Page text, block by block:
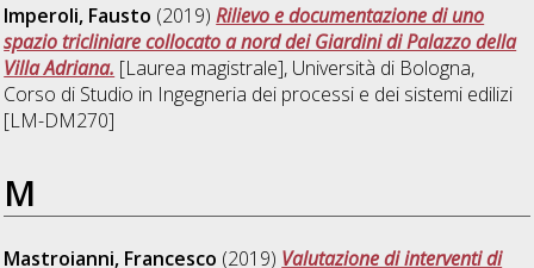
Imperoli, Fausto (2019)Rilievo e documentazione di uno
spazio tricliniare collocato a nord dei Giardini di Palazzo della
Villa Adriana. [Laurea magistrale], Università di Bologna,
Corso di Studio in Ingegneria dei processi e dei sistemi edilizi
[LM-DM270]
M
Mastroianni, Francesco (2019) Valutazione di interventi di